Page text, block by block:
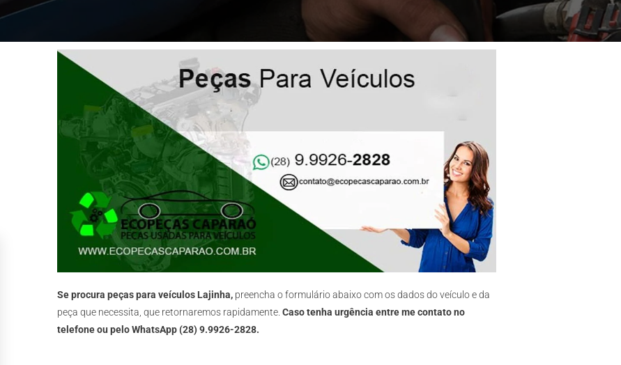
Se procura peças para veículos Lajinha, preencha o formulário abaixo com os dados do veículo e da
peça que necessita, que retornaremos rapidamente. Caso tenha urgência entre me contato no
telefone ou pelo WhatsApp (28) 9.9926-2828.